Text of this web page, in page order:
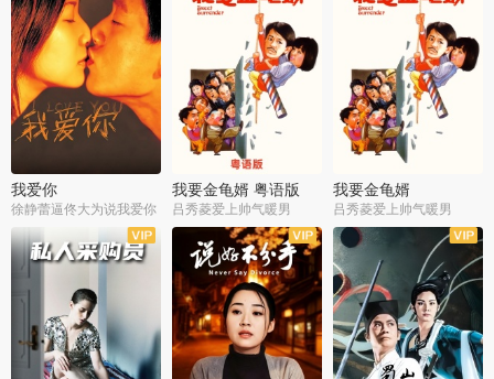
我爱你
徐静蕾逼佟大为说我爱你
我要金龟婿 粤语版
吕秀菱爱上帅气暖男
我要金龟婿
吕秀菱爱上帅气暖男